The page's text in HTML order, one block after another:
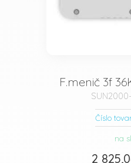
F.menič 3f
Číslo
na
2